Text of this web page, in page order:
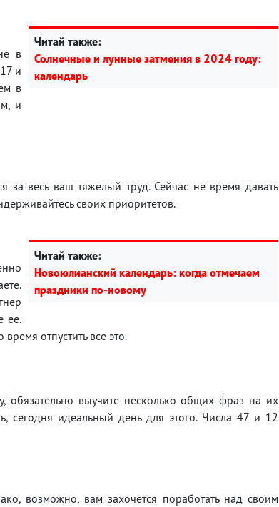
Читай также:
Солнечные и лунные затмения в 2024 году:
календарь
в
и
в
и
весь ваш тяжелый труд. Сейчас не время давать
своих приоритетов.
Читай также:
Новоюлианский календарь: когда отмечаем
праздники по-новому
ее.
отпустить все это.
обязательно выучите несколько общих фраз на их
сегодня идеальный день для этого. Числа 47 и 12
возможно, вам захочется поработать над своим